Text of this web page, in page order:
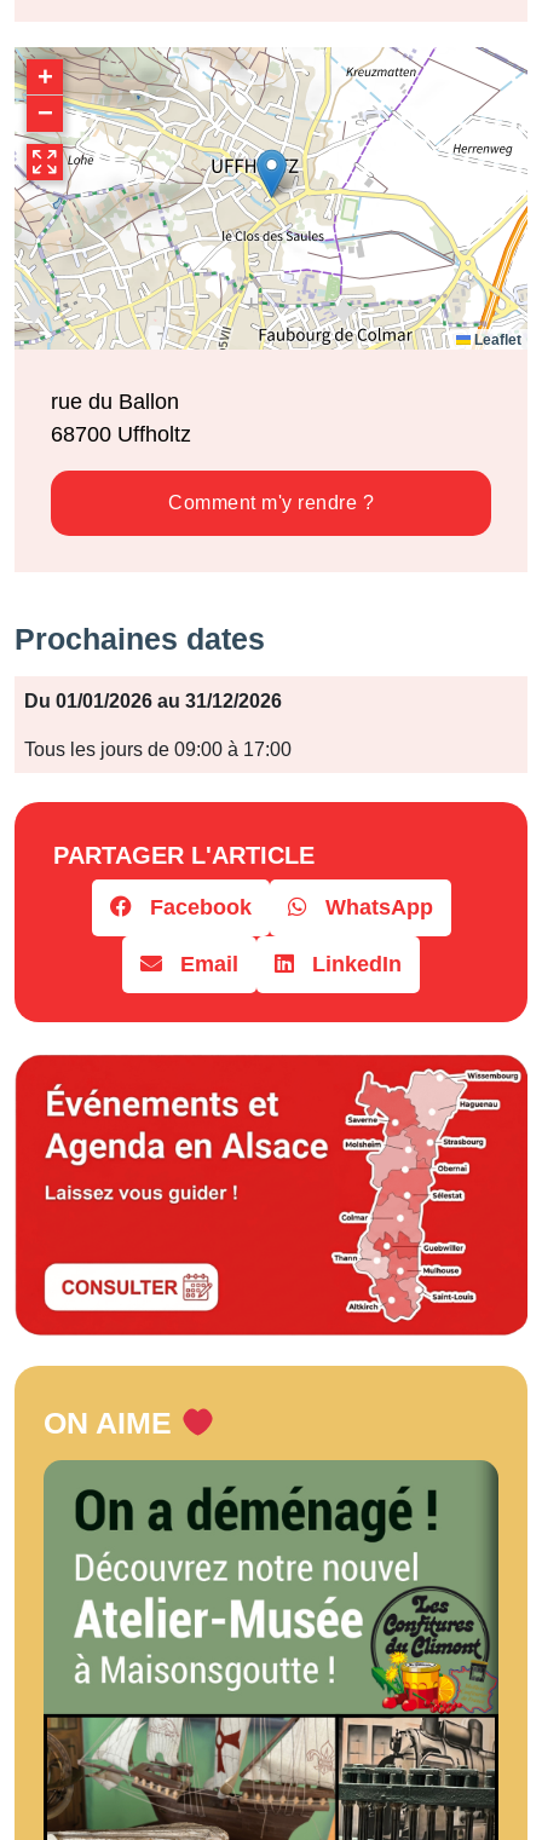
+
−
Leaflet
rue du Ballon
68700 Uffholtz
Comment m'y rendre ?
Prochaines dates
Période
Jours
Du 01/01/2026 au 31/12/2026
Tous les jours de 09:00 à 17:00
PARTAGER L'ARTICLE
Facebook WhatsApp
Email LinkedIn
ON AIME